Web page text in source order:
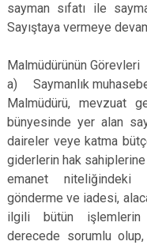
sayman sıfatı ile
Sayıştaya vermeye
Malmüdürünün Görevleri
a) Saymanlık
Malmüdürü, mevzuat
bünyesinde yer alan
daireler veye katma
giderlerin hak
emanet niteliğindeki
gönderme ve iadesi,
ilgili bütün işlemlerin
derecede sorumlu